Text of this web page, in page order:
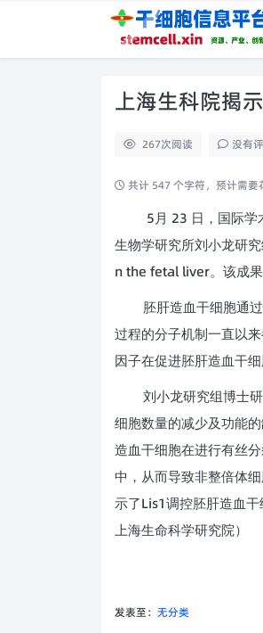
上海生科院揭
267次阅读 没有
共计 547 个字符，预计需要
5 月 23 日，国际学
生物学研究所刘小龙研
n the fetal liver。该成
胚肝造血干细胞通
过程的分子机制一直以
因子在促进胚肝造血干
刘小龙研究组博士
细胞数量的减少及功能
造血干细胞在进行有丝
中，从而导致非整倍体
示了Lis1调控胚肝造血干
上海生命科学研究院）
发表至： 无分类